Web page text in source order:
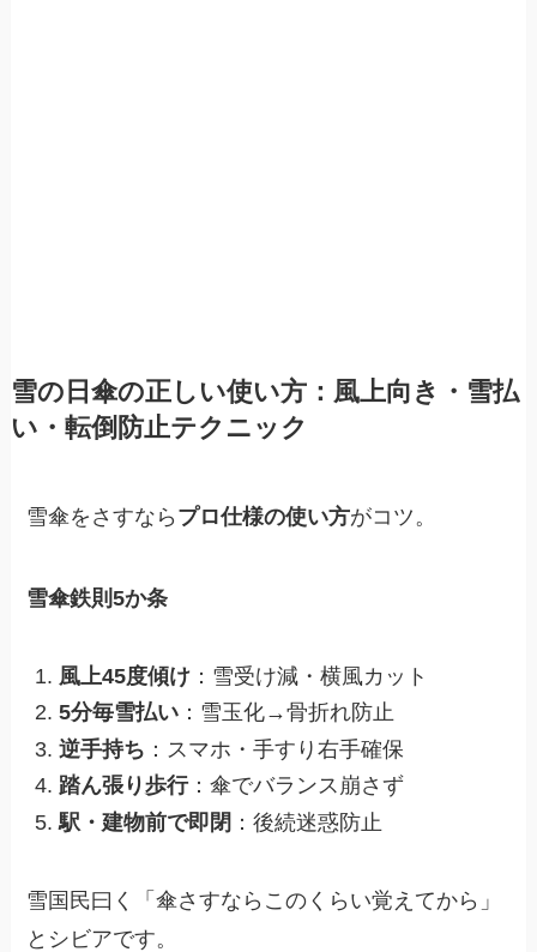
雪の日傘の正しい使い方：風上向き・雪払
い・転倒防止テクニック
雪傘をさすなら プロ仕様の使い方がコツ。
雪傘鉄則5か条
風上45度傾け ：雪受け減・横風カット
5分毎雪払い ：雪玉化→骨折れ防止
逆手持ち ：スマホ・手すり右手確保
踏ん張り歩行：傘でバランス崩さず
駅・建物前で即閉 ：後続迷惑防止
雪国民曰く「傘さすならこのくらい覚えてから」
とシビアです。​